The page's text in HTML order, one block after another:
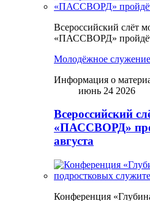
Всероссийский слёт
«ПАССВОРД»
Молодёжное служение
Информация о
июнь 24 2026
Всероссийский
«ПАССВОРД»
августа
Конференция